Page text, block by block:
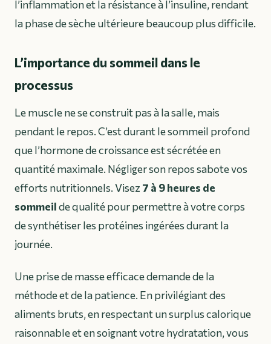
l’inflammation et la résistance à l’insuline, rendant
la phase de sèche ultérieure beaucoup plus difficile.
L’importance du sommeil dans le
processus
Le muscle ne se construit pas à la salle, mais
pendant le repos. C’est durant le sommeil profond
que l’hormone de croissance est sécrétée en
quantité maximale. Négliger son repos sabote vos
efforts nutritionnels. Visez 7 à 9 heures de
sommeilde qualité pour permettre à votre corps
de synthétiser les protéines ingérées durant la
journée.
Une prise de masse efficace demande de la
méthode et de la patience. En privilégiant des
aliments bruts, en respectant un surplus calorique
raisonnable et en soignant votre hydratation, vous